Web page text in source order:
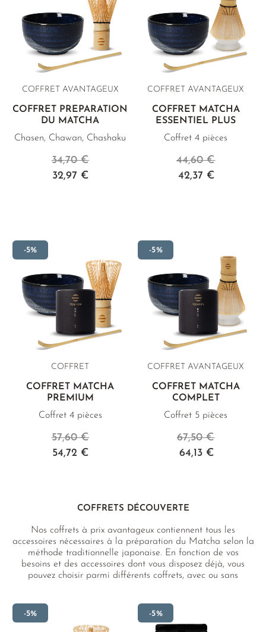
THÉ JAUNE
RECOMMANDATIONS
COFFRETS & CADEAUX
PHOENIX DANCONG
TIE GUAN YIN
ZHANGPING SHUI XIAN
JAPON
THAÏLANDE
CORÉE
EARL GREY
KENYA
TURQUIE
RECOMMANDATIONS
VARIÉTÉS
ROOIBOS
MATÉ
THÉS D'AMAZONIE
ENCENS RARES
COFFRET AVANTAGEUX
COFFRET PRÉPARATION
DU MATCHA
Chasen, Chawan, Chashaku
32,97 €
34,70 €
COFFRET AVANTAGEUX
COFFRET MATCHA
ESSENTIEL PLUS
Coffret 4 pièces
42,37 €
44,60 €
-5%
COFFRET
COFFRET MATCHA
PREMIUM
Coffret 4 pièces
54,72 €
57,60 €
-5%
COFFRET AVANTAGEUX
COFFRET MATCHA
COMPLET
Coffret 5 pièces
64,13 €
67,50 €
COFFRETS DÉCOUVERTE
Nos coffrets à prix avantageux contiennent tous les
accessoires nécessaires à la préparation du Matcha selon la
méthode traditionnelle japonaise. En fonction de vos
besoins et des accessoires dont vous disposez déjà, vous
pouvez choisir parmi différents coffrets, avec ou sans
-5% -5%